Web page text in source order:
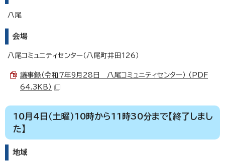
八尾
会場
八尾コミュニティセンター（八尾町井田126）
議事録（令和7年9月28日 八尾コミュニティセンター） （PDF
64.3KB）
10月4日（土曜）10時から11時30分まで【終了しまし
た】
地域